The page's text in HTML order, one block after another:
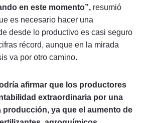
en este momento”, resumió
es necesario hacer una
desde lo productivo es casi seguro
récord, aunque en la mirada
va por otro camino.
afirmar que los productores
extraordinaria por una
producción, ya que el aumento de